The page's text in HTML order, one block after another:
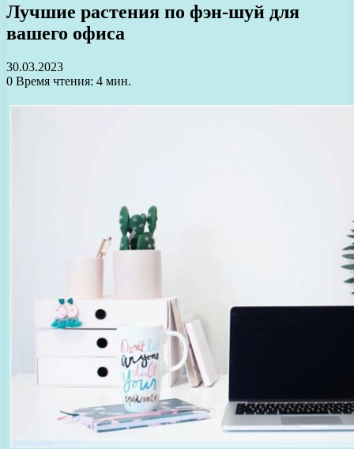
Лучшие растения по фэн-шуй для
вашего офиса
30.03.2023
0 Время чтения: 4 мин.